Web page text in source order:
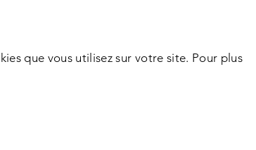
que vous utilisez sur votre site. Pour plus